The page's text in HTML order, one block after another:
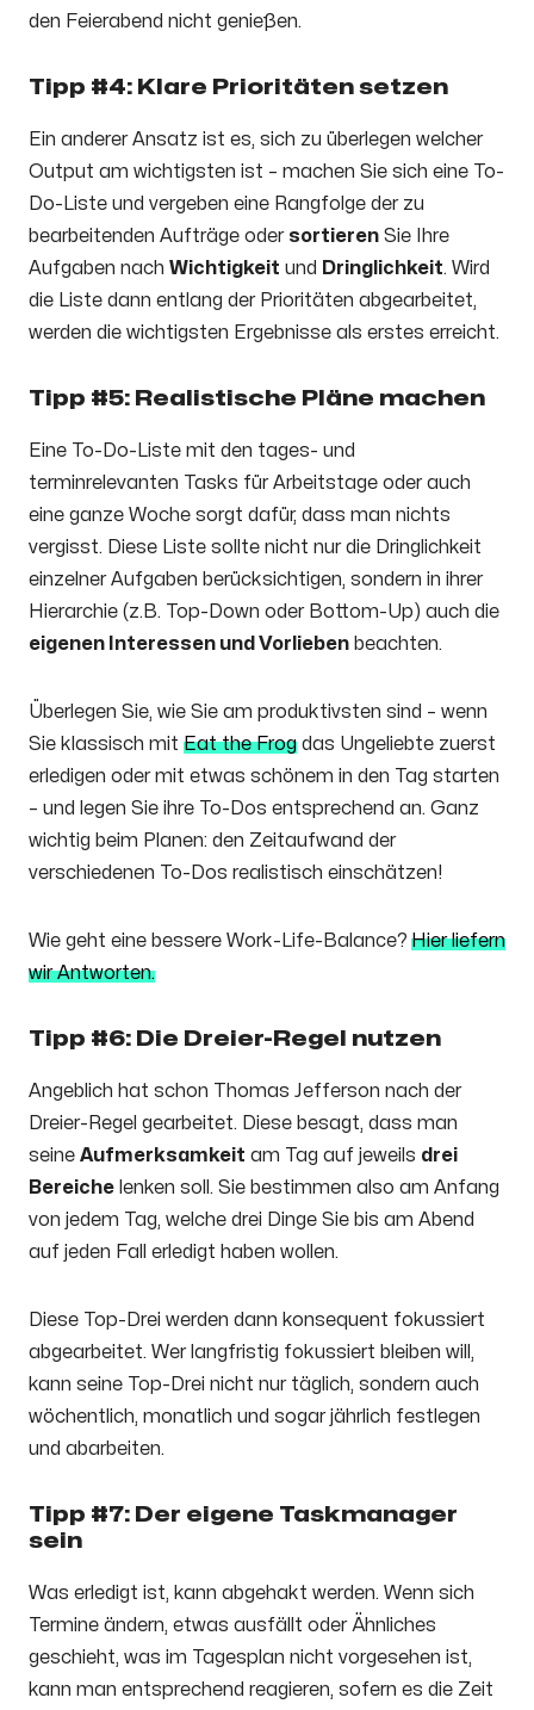
den Feierabend nicht genießen.
Tipp #4: Klare Prioritäten setzen
Ein anderer Ansatz ist es, sich zu überlegen welcher
Output am wichtigsten ist – machen Sie sich eine To-
Do-Liste und vergeben eine Rangfolge der zu
bearbeitenden Aufträge oder sortieren Sie Ihre
Aufgaben nach Wichtigkeit und Dringlichkeit. Wird
die Liste dann entlang der Prioritäten abgearbeitet,
werden die wichtigsten Ergebnisse als erstes erreicht.
Tipp #5: Realistische Pläne machen
Eine To-Do-Liste mit den tages- und
terminrelevanten Tasks für Arbeitstage oder auch
eine ganze Woche sorgt dafür, dass man nichts
vergisst. Diese Liste sollte nicht nur die Dringlichkeit
einzelner Aufgaben berücksichtigen, sondern in ihrer
Hierarchie (z.B. Top-Down oder Bottom-Up) auch die
eigenen Interessen und Vorlieben beachten.
Überlegen Sie, wie Sie am produktivsten sind – wenn
Sie klassisch mit Eat the Frog das Ungeliebte zuerst
erledigen oder mit etwas schönem in den Tag starten
– und legen Sie ihre To-Dos entsprechend an. Ganz
wichtig beim Planen: den Zeitaufwand der
verschiedenen To-Dos realistisch einschätzen!
Wie geht eine bessere Work-Life-Balance? Hier liefern
wir Antworten.
Tipp #6: Die Dreier-Regel nutzen
Angeblich hat schon Thomas Jefferson nach der
Dreier-Regel gearbeitet. Diese besagt, dass man
seine Aufmerksamkeit am Tag auf jeweils drei
Bereiche lenken soll. Sie bestimmen also am Anfang
von jedem Tag, welche drei Dinge Sie bis am Abend
auf jeden Fall erledigt haben wollen.
Diese Top-Drei werden dann konsequent fokussiert
abgearbeitet. Wer langfristig fokussiert bleiben will,
kann seine Top-Drei nicht nur täglich, sondern auch
wöchentlich, monatlich und sogar jährlich festlegen
und abarbeiten.
Tipp #7: Der eigene Taskmanager
sein
Was erledigt ist, kann abgehakt werden. Wenn sich
Termine ändern, etwas ausfällt oder Ähnliches
geschieht, was im Tagesplan nicht vorgesehen ist,
kann man entsprechend reagieren, sofern es die Zeit